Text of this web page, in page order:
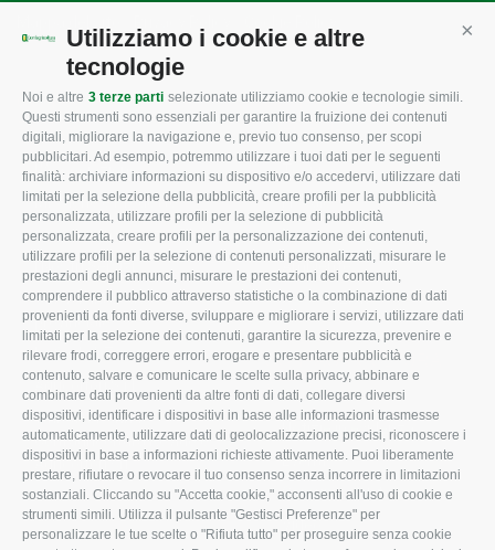
Utilizziamo i cookie e altre
tecnologie
Noi e altre 3 terze parti selezionate utilizziamo cookie e tecnologie simili.
Questi strumenti sono essenziali per garantire la fruizione dei contenuti
digitali, migliorare la navigazione e, previo tuo consenso, per scopi
pubblicitari. Ad esempio, potremmo utilizzare i tuoi dati per le seguenti
finalità: archiviare informazioni su dispositivo e/o accedervi, utilizzare dati
limitati per la selezione della pubblicità, creare profili per la pubblicità
personalizzata, utilizzare profili per la selezione di pubblicità
personalizzata, creare profili per la personalizzazione dei contenuti,
utilizzare profili per la selezione di contenuti personalizzati, misurare le
prestazioni degli annunci, misurare le prestazioni dei contenuti,
comprendere il pubblico attraverso statistiche o la combinazione di dati
provenienti da fonti diverse, sviluppare e migliorare i servizi, utilizzare dati
limitati per la selezione dei contenuti, garantire la sicurezza, prevenire e
rilevare frodi, correggere errori, erogare e presentare pubblicità e
contenuto, salvare e comunicare le scelte sulla privacy, abbinare e
combinare dati provenienti da altre fonti di dati, collegare diversi
dispositivi, identificare i dispositivi in base alle informazioni trasmesse
automaticamente, utilizzare dati di geolocalizzazione precisi, riconoscere i
dispositivi in base a informazioni richieste attivamente. Puoi liberamente
prestare, rifiutare o revocare il tuo consenso senza incorrere in limitazioni
sostanziali. Cliccando su "Accetta cookie," acconsenti all'uso di cookie e
strumenti simili. Utilizza il pulsante "Gestisci Preferenze" per
personalizzare le tue scelte o "Rifiuta tutto" per proseguire senza cookie
CONFAGRICOLTURA
ROVIGO
L'Associazione
Missione e Progetto
Organigramma aziendale
I Nostri Servizi
Uffici della Sede
provinciale
Le Sedi di Zona
Agricoltori S.r.l.
Whistleblowing
Confagricoltura Rovigo e
Agricoltori srl
CONFAGRICOLTURA
INFORMA
Tecnico
Fiscale
Lavoro
Ambiente
Associazione
CONFAGRICOLTURA
ATTIVA
Notizie in evidenza
Eventi
Comunicati Stampa
Video